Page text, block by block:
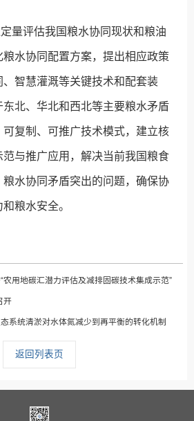
评估我国粮水协同现状和粮油
水协同配置方案，提出相应政策
智慧灌溉等关键技术和配套装
北、华北和西北等主要粮水矛盾
复制、可推广技术模式，建立核
与推广应用，解决当前我国粮食
水协同矛盾突出的问题，确保协
粮水安全。
农用地碳汇潜力评估及减排固碳技术集成示范”
开
系统清淤对水体氮减少到再平衡的转化机制
返回列表页